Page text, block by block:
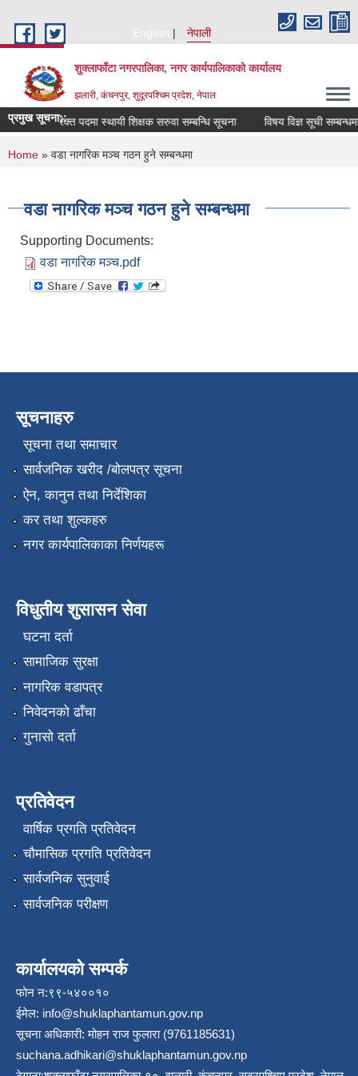
English
नेपाली
शुक्लाफाँटा नगरपालिका, नगर कार्यपालिकाको कार्यालय
झलारी, कंचनपुर, शुदूरपश्चिम प्रदेश, नेपाल
प्रमुख सूचना::रिक्त पदमा स्थायी शिक्षक सरुवा सम्बन्धि सूचना विषय विज्ञ सूची
You are here
Home » वडा नागरिक मञ्च गठन हुने सम्बन्धमा
वडा नागरिक मञ्च गठन हुने सम्बन्धमा
Supporting Documents:
वडा नागरिक मञ्च.pdf
सूचनाहरु
सूचना तथा समाचार
सार्वजनिक खरीद /बोलपत्र सूचना
ऐन, कानुन तथा निर्देशिका
कर तथा शुल्कहरु
नगर कार्यपालिकाका निर्णयहरू
विधुतीय शुसासन सेवा
घटना दर्ता
सामाजिक सुरक्षा
नागरिक वडापत्र
निवेदनको ढाँचा
गुनासो दर्ता
प्रतिवेदन
वार्षिक प्रगति प्रतिवेदन
चौमासिक प्रगति प्रतिवेदन
सार्वजनिक सुनुवाई
सार्वजनिक परीक्षण
कार्यालयको सम्पर्क
फोन न:९९-५४००१०
ईमेल: info@shuklaphantamun.gov.np
सूचना अधिकारी: मोहन राज फुलारा (9761185631)
suchana.adhikari@shuklaphantamun.gov.np